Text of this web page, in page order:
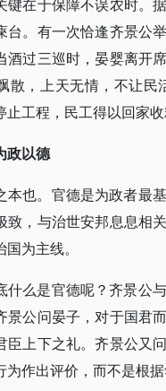
键在于保障不误农时。
台。有一次恰逢齐景公
酒过三巡时，晏婴离开
散，上天无情，不让
工程，民工得以回家收
政以德
本也。官德是为政者最
致，与治世安邦息息相
为主线。
什么是官德呢？齐景公
景公问晏子，对于国君
臣上下之礼。齐景公又
作出评价，而不是根据